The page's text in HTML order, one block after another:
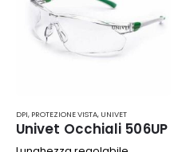
DPI, PROTEZIONE VISTA, UNIVET
Univet Occhiali 506UP